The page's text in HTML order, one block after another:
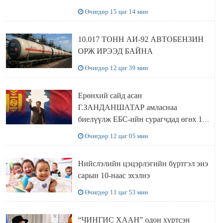
Өчигдөр 15 цаг 14 мин
10.017 ТОНН АИ-92 АВТОБЕНЗИН
ОРЖ ИРЭЭД БАЙНА
Өчигдөр 12 цаг 39 мин
Ерөнхий сайд асан
Г.ЗАНДАНШАТАР амласнаа
биелүүлж ЕБС-ийн сурагчдад өгөх 10.
Өчигдөр 12 цаг 05 мин
Нийслэлийн цэцэрлэгийн бүртгэл энэ
сарын 10-наас эхэлнэ
Өчигдөр 11 цаг 53 мин
“ЧИНГИС ХААН” одон хүртсэн